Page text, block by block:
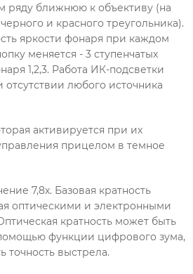
ряду ближнюю к объективу (на
и красного треугольника).
яркости фонаря при каждом
меняется - 3 ступенчатых
1,2,3. Работа ИК-подсветки
любого источника
активируется при их
прицелом в темное
7,8х. Базовая кратность
оптическими и электронными
кратность может быть
функции цифрового зума,
точность выстрела.